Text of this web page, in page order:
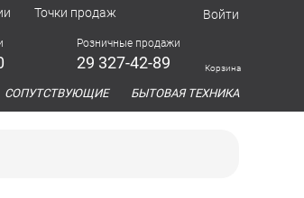
Точки продаж Войти
Розничные продажи
29 327-42-89 Корзина
СОПУТСТВУЮЩИЕ БЫТОВАЯ ТЕХНИКА